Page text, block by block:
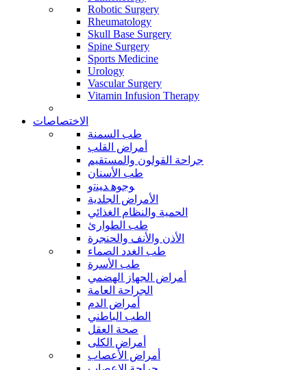
Robotic Surgery
Rheumatology
Skull Base Surgery
Spine Surgery
Sports Medicine
Urology
Vascular Surgery
Vitamin Infusion Therapy
الاختصاصات
طب السمنة
أمراض القلب
جراحة القولون والمستقيم
طب الأسنان
ﻮﺟﻮﻫ ﺪﻴﻨﺗﻭ
الأمراض الجلدية
الحمية والنظام الغذائي
طب الطوارئ
الأذن والأنف والحنجرة
طب الغدد الصماء
طب الأسرة
أمراض الجهاز الهضمي
الجراحة العامة
أمراض الدم
الطب الباطني
صحة العقل
أمراض الكلى
أمراض الأعصاب